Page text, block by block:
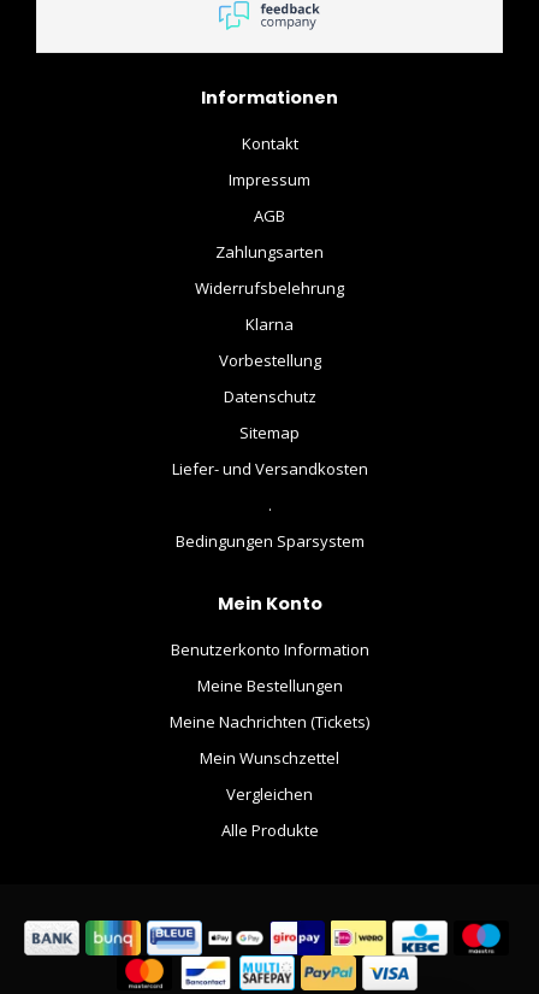
Informationen
Kontakt
Impressum
AGB
Zahlungsarten
Widerrufsbelehrung
Klarna
Vorbestellung
Datenschutz
Sitemap
Liefer- und Versandkosten
.
Bedingungen Sparsystem
Mein Konto
Benutzerkonto Information
Meine Bestellungen
Meine Nachrichten (Tickets)
Mein Wunschzettel
Vergleichen
Alle Produkte